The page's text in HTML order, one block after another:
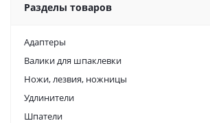
Разделы товаров
Адаптеры
Валики для шпаклевки
Ножи, лезвия, ножницы
Удлинители
Шпатели